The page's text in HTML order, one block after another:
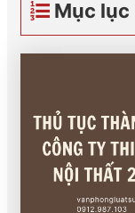
Mục lục